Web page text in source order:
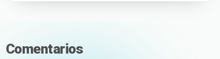
Comentarios